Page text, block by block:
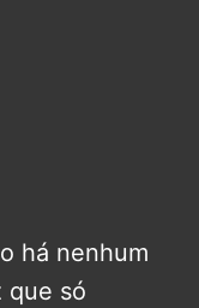
há nenhum
que só